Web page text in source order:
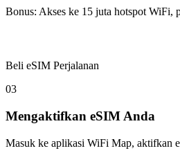
Bonus: Akses ke 15 juta hotspot WiFi,
Beli eSIM Perjalanan
03
Mengaktifkan eSIM Anda
Masuk ke aplikasi WiFi Map, aktifkan